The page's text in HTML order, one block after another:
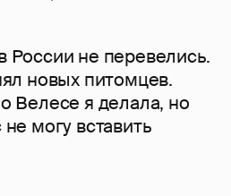
не перевелись.
новых питомцев.
Велесе я делала, но
могу вставить